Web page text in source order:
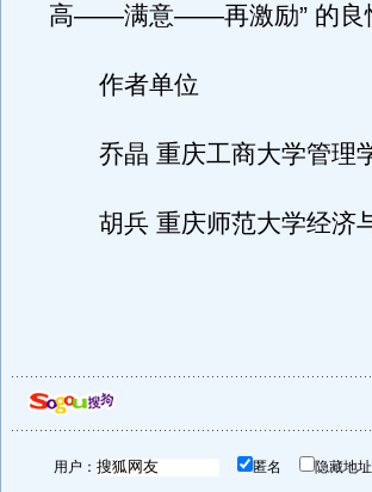
高——满意——再激励” 的良
作者单位
乔晶 重庆工商大学管理
胡兵 重庆师范大学经济
用户： 匿名 隐藏地